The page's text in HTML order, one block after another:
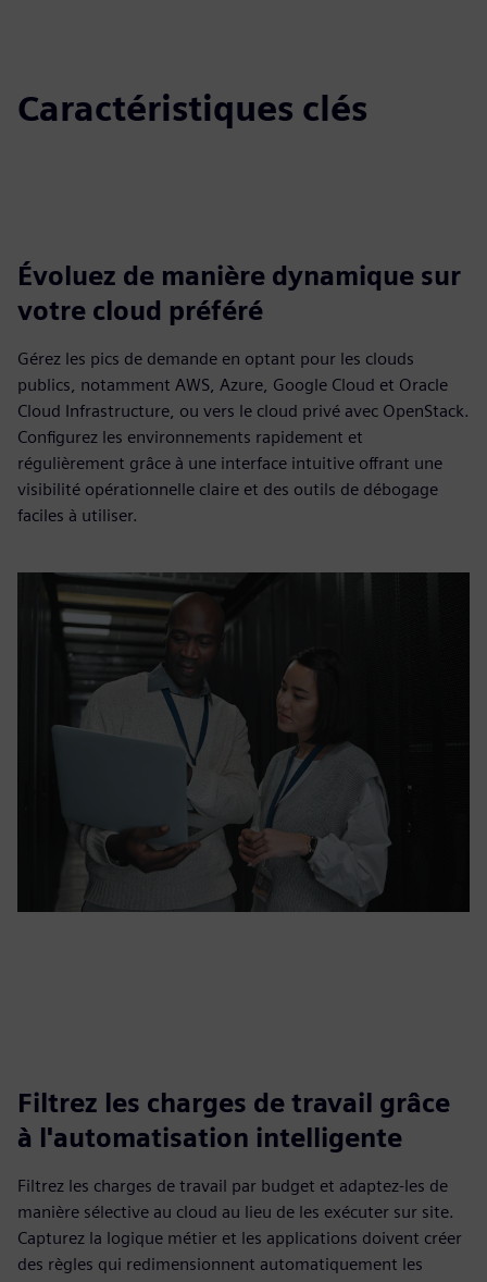
Caractéristiques clés
Évoluez de manière dynamique sur
votre cloud préféré
Gérez les pics de demande en optant pour les clouds
publics, notamment AWS, Azure, Google Cloud et Oracle
Cloud Infrastructure, ou vers le cloud privé avec OpenStack.
Configurez les environnements rapidement et
régulièrement grâce à une interface intuitive offrant une
visibilité opérationnelle claire et des outils de débogage
faciles à utiliser.
Filtrez les charges de travail grâce
à l'automatisation intelligente
Filtrez les charges de travail par budget et adaptez-les de
manière sélective au cloud au lieu de les exécuter sur site.
Capturez la logique métier et les applications doivent créer
des règles qui redimensionnent automatiquement les